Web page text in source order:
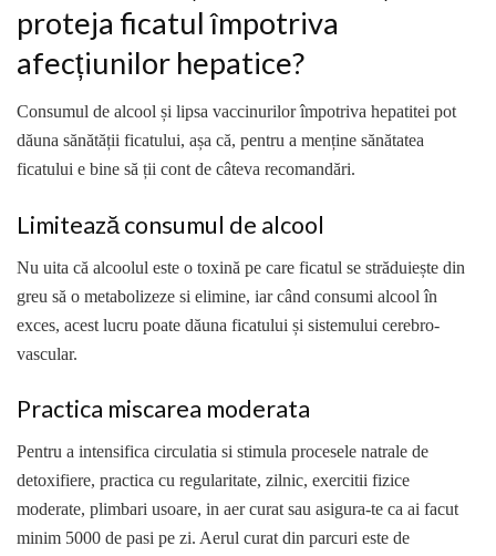
proteja ficatul împotriva
afecțiunilor hepatice?
Consumul de alcool și lipsa vaccinurilor împotriva hepatitei pot
dăuna sănătății ficatului, așa că, pentru a menține sănătatea
ficatului e bine să ții cont de câteva recomandări.
Limitează consumul de alcool
Nu uita că alcoolul este o toxină pe care ficatul se străduiește din
greu să o metabolizeze si elimine, iar când consumi alcool în
exces, acest lucru poate dăuna ficatului și sistemului cerebro-
vascular.
Practica miscarea moderata
Pentru a intensifica circulatia si stimula procesele natrale de
detoxifiere, practica cu regularitate, zilnic, exercitii fizice
moderate, plimbari usoare, in aer curat sau asigura-te ca ai facut
minim 5000 de pasi pe zi. Aerul curat din parcuri este de